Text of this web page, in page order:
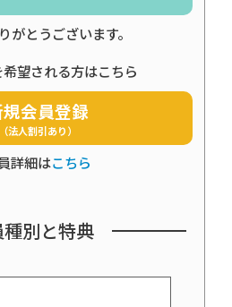
がとうございます。
望される方はこちら
会員登録
（法人割引あり）
詳細はこちら
種別と特典